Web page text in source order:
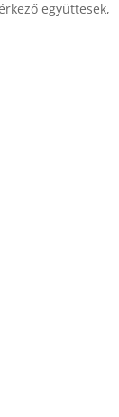
együttesek,